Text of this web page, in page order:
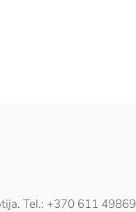
Tel.: +370 611 49869